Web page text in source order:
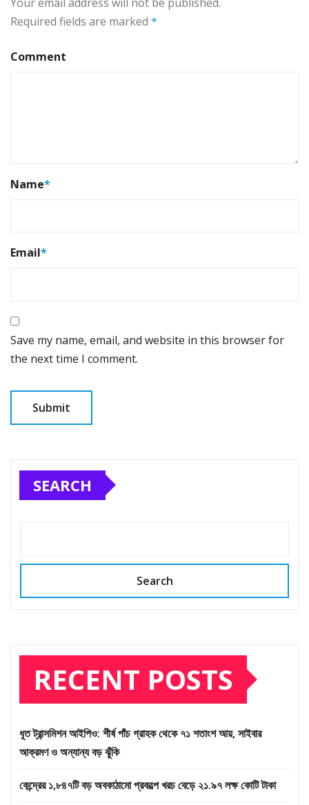
Required fields are marked *
Comment
Name*
Email*
Save my name, email, and website in this browser for
the next time I comment.
SEARCH
Search
RECENT POSTS
ধূত ট্রান্সমিশন আইপিও: শীর্ষ পাঁচ গ্রাহক থেকে ৭১ শতাংশ আয়, সাইবার
আক্রমণ ও অন্যান্য বড় ঝুঁকি
কেন্দ্রের ১,৮৪৭টি বড় অবকাঠামো প্রকল্পে খরচ বেড়ে ২১.৯৭ লক্ষ কোটি টাকা